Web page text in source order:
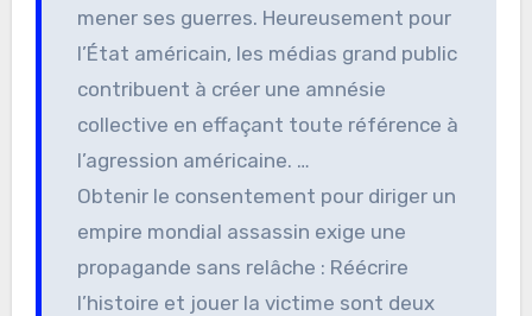
mener ses guerres. Heureusement pour
l’État américain, les médias grand public
contribuent à créer une amnésie
collective en effaçant toute référence à
l’agression américaine. …
Obtenir le consentement pour diriger un
empire mondial assassin exige une
propagande sans relâche : Réécrire
l’histoire et jouer la victime sont deux